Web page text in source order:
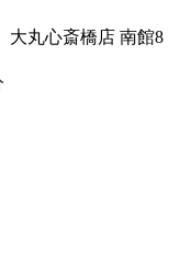
丸心斎橋店 南館8